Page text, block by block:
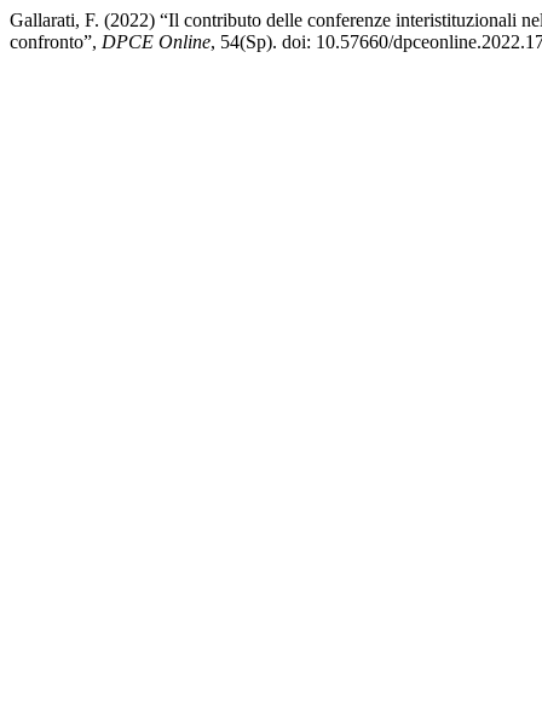
Gallarati, F. (2022) “Il contributo delle conferenze interistituzionali
confronto”, DPCE Online, 54(Sp). doi: 10.57660/